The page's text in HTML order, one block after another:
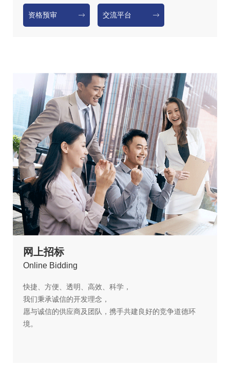
资格预审 交流平台
网上招标
Online Bidding
快捷、方便、透明、高效、科学，
我们秉承诚信的开发理念，
愿与诚信的供应商及团队，携手共建良好的竞争道德环
境。